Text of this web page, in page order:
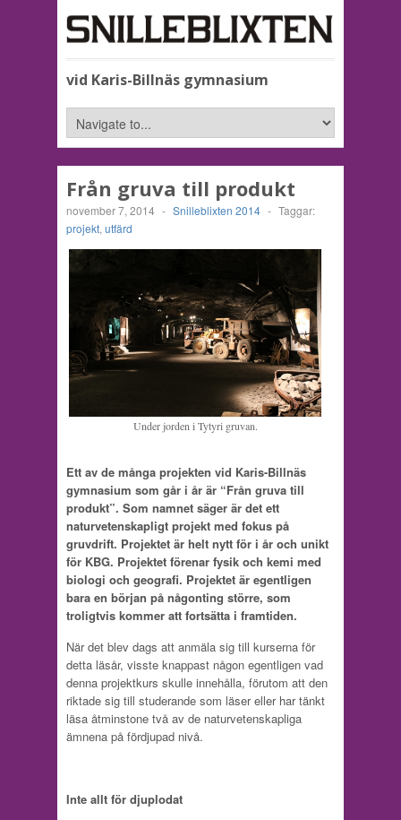
vid Karis-Billnäs gymnasium
Från gruva till produkt
november 7, 2014 - Snilleblixten 2014 - Taggar:
projekt, utfärd
Under jorden i Tytyri gruvan.
Ett av de många projekten vid Karis-Billnäs
gymnasium som går i år är “Från gruva till
produkt”. Som namnet säger är det ett
naturvetenskapligt projekt med fokus på
gruvdrift. Projektet är helt nytt för i år och unikt
för KBG. Projektet förenar fysik och kemi med
biologi och geografi. Projektet är egentligen
bara en början på någonting större, som
troligtvis kommer att fortsätta i framtiden.
När det blev dags att anmäla sig till kurserna för
detta läsår, visste knappast någon egentligen vad
denna projektkurs skulle innehålla, förutom att den
riktade sig till studerande som läser eller har tänkt
läsa åtminstone två av de naturvetenskapliga
ämnena på fördjupad nivå.
Inte allt för djuplodat